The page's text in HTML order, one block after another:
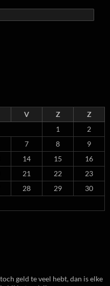
V Z
Z
1
2
7 8
9
14 15
16
21 22
23
28 29
30
geld te veel hebt, dan is elke